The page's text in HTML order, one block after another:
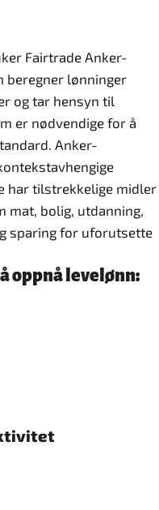
Fairtrade Anker-
beregner lønninger
og tar hensyn til
er nødvendige for å
Anker-
har tilstrekkelige midler
mat, bolig, utdanning,
sparing for uforutsette
oppnå levelønn: